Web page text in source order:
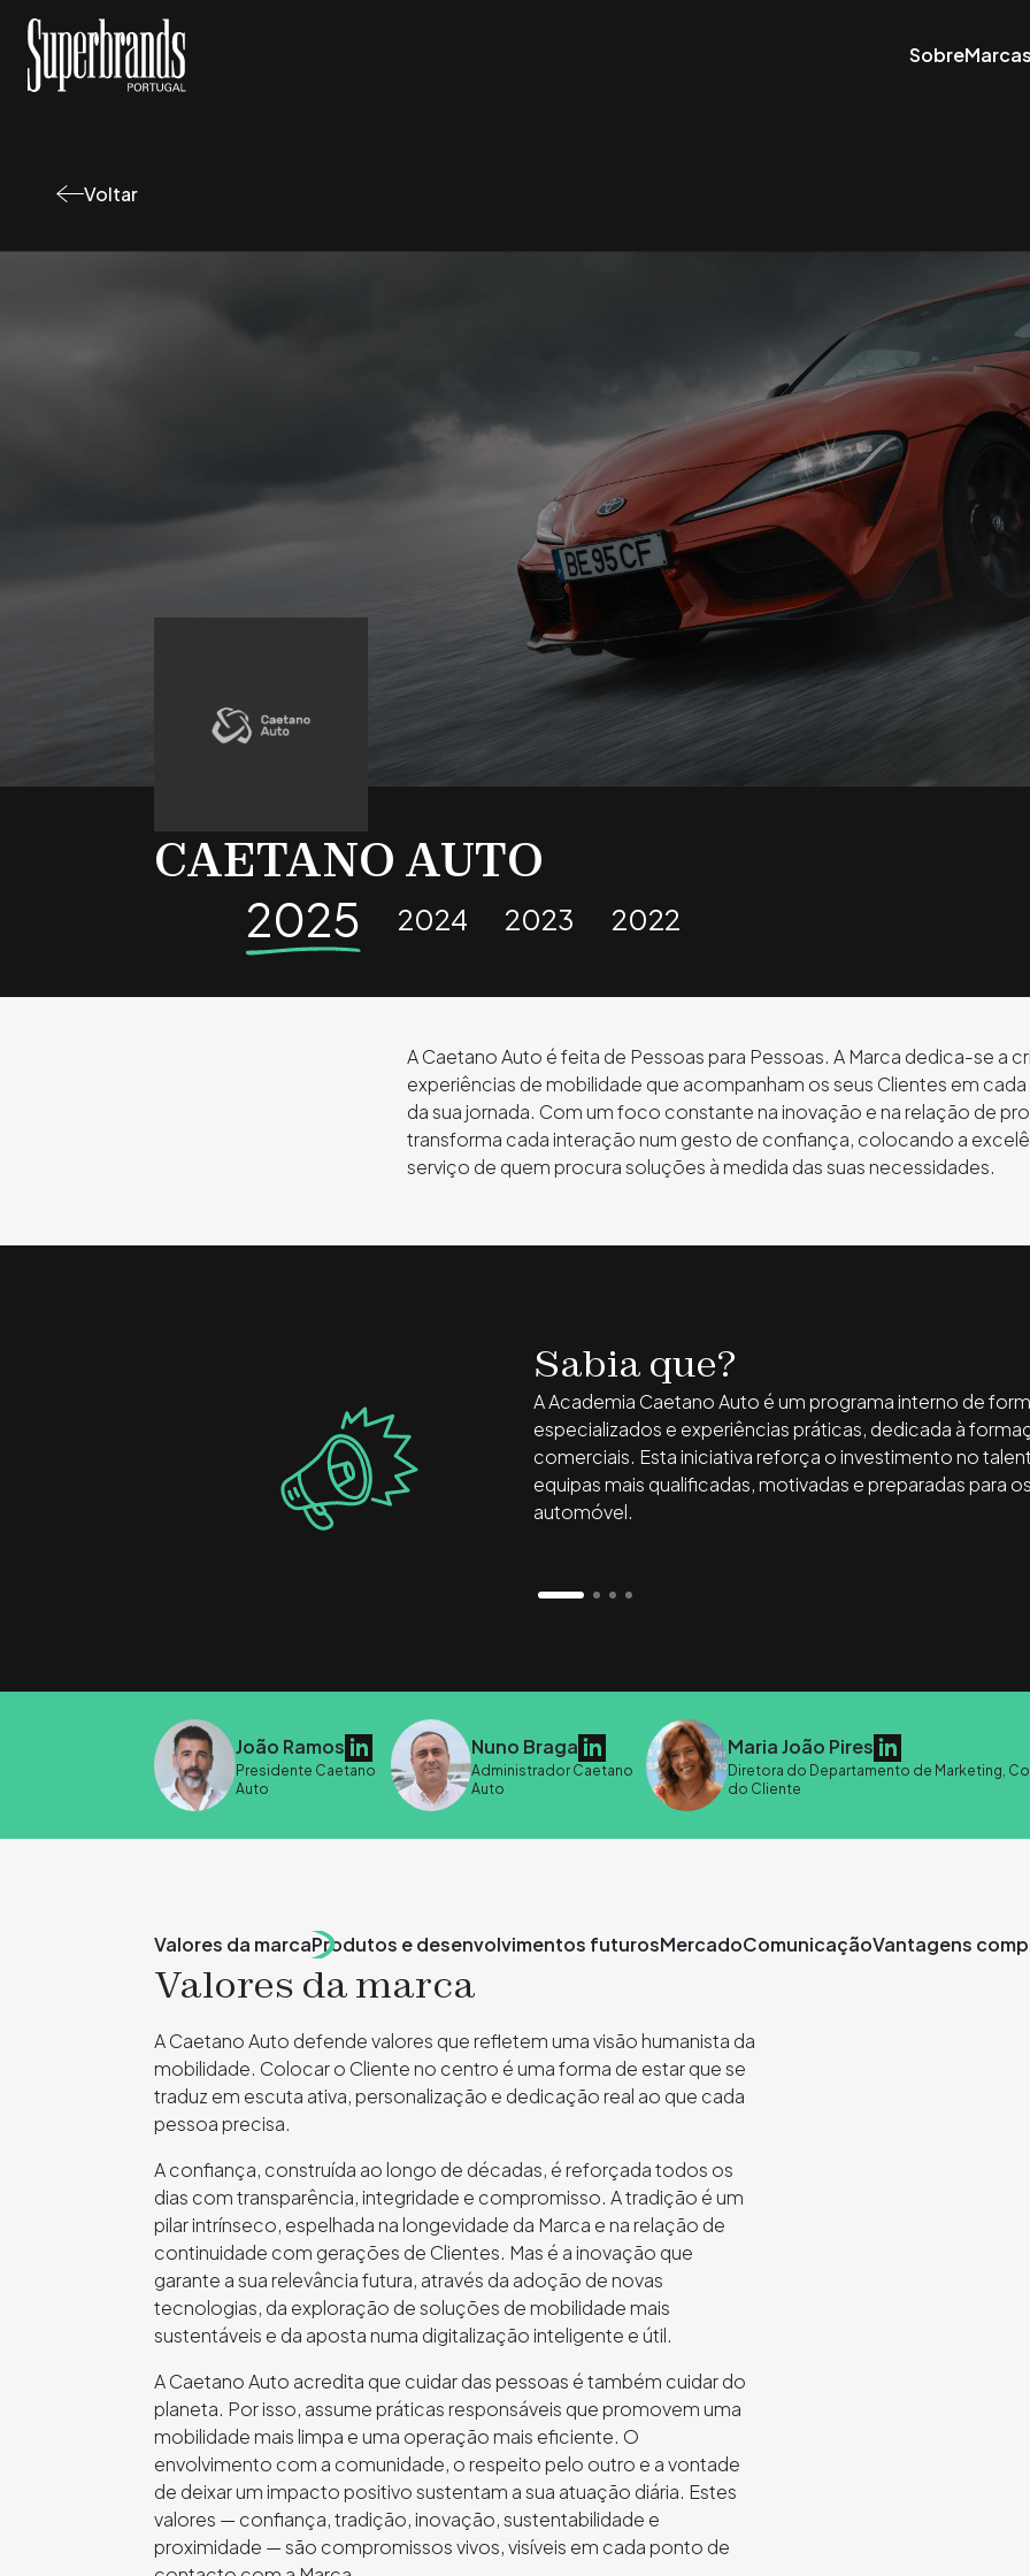
SobreMarcas
Voltar
CAETANO AUTO
2025 2024 2023 2022
A Caetano Auto é feita de Pessoas para Pessoas. A Marca dedica-se a
experiências de mobilidade que acompanham os seus Clientes em
da sua jornada. Com um foco constante na inovação e na relação de
transforma cada interação num gesto de confiança, colocando a
serviço de quem procura soluções à medida das suas necessidades.
Sabia que?
A Academia Caetano Auto é um programa interno de
especializados e experiências práticas, dedicada à
comerciais. Esta iniciativa reforça o investimento no
equipas mais qualificadas, motivadas e preparadas para
automóvel.
João Ramos
Presidente Caetano
Auto
Nuno Braga
Administrador Caetano
Auto
Maria João Pires
Diretora do Departamento de Marketing,
do Cliente
Valores da marcaProdutos e desenvolvimentos futurosMercadoComunicaçãoVantagens
Valores da marca
A Caetano Auto defende valores que refletem uma visão humanista da
mobilidade. Colocar o Cliente no centro é uma forma de estar que se
traduz em escuta ativa, personalização e dedicação real ao que cada
pessoa precisa.
A confiança, construída ao longo de décadas, é reforçada todos os
dias com transparência, integridade e compromisso. A tradição é um
pilar intrínseco, espelhada na longevidade da Marca e na relação de
continuidade com gerações de Clientes. Mas é a inovação que
garante a sua relevância futura, através da adoção de novas
tecnologias, da exploração de soluções de mobilidade mais
sustentáveis e da aposta numa digitalização inteligente e útil.
A Caetano Auto acredita que cuidar das pessoas é também cuidar do
planeta. Por isso, assume práticas responsáveis que promovem uma
mobilidade mais limpa e uma operação mais eficiente. O
envolvimento com a comunidade, o respeito pelo outro e a vontade
de deixar um impacto positivo sustentam a sua atuação diária. Estes
valores — confiança, tradição, inovação, sustentabilidade e
proximidade — são compromissos vivos, visíveis em cada ponto de